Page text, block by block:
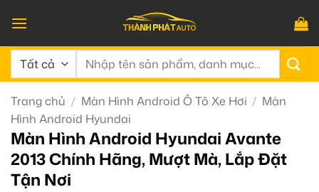
qua
nội
dung
Tìm
Trang chủ / Màn Hình Android Ô Tô Xe Hơi / Màn
Hình Android Hyundai
Màn Hình Android Hyundai Avante
2013 Chính Hãng, Mượt Mà, Lắp Đặt
Tận Nơi